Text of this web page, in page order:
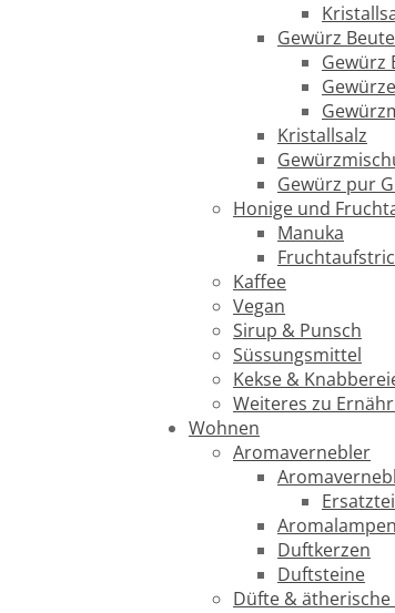
Gewürz
Gewürz
Kristallsalz
Gewürz pur
Honige und
Manuka
Kaffee
Vegan
Sirup & Punsch
Süssungsmittel
Kekse &
Weiteres zu
Wohnen
Aromavernebler
Aromalampen
Duftkerzen
Duftsteine
Düfte & ätherische